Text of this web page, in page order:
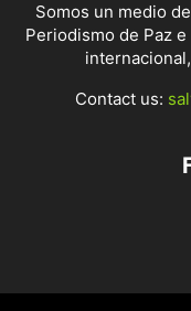
Somos un medio
Periodismo de Paz
Contact us: